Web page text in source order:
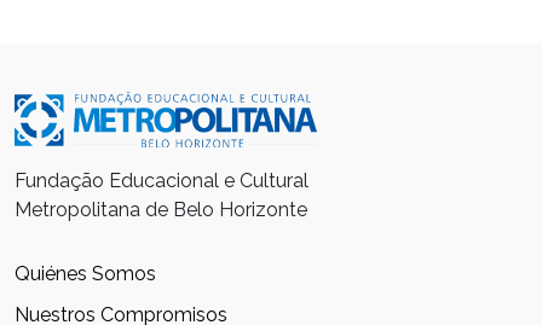
Fundação Educacional e Cultural
Metropolitana de Belo Horizonte
Quiénes Somos
Nuestros Compromisos